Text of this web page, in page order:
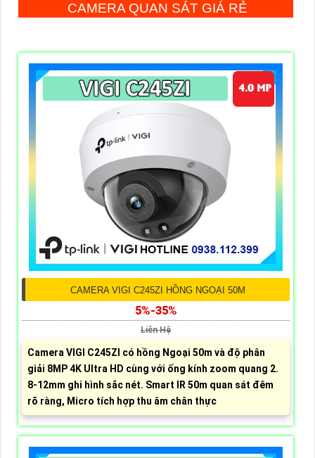
CAMERA QUAN SÁT GIÁ RẺ
CAMERA VIGI C245ZI HỒNG NGOẠI 50M
5%-35%
Liên Hệ
Camera VIGI C245ZI có hồng Ngoại 50m và độ phân
giải 8MP 4K Ultra HD cùng với ống kính zoom quang 2.
8-12mm ghi hình sắc nét. Smart IR 50m quan sát đêm
rõ ràng, Micro tích hợp thu âm chân thực